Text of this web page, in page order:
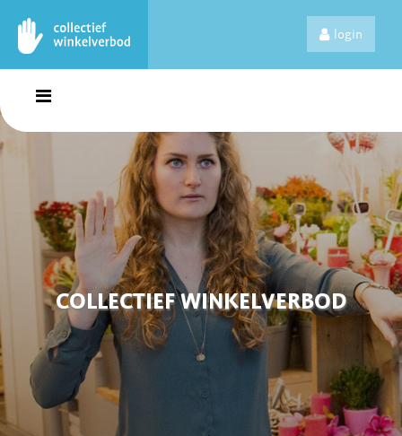
login
COLLECTIEF WINKELVERBOD